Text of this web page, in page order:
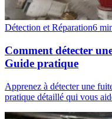
Détection et Réparation6
Comment détecter
Guide pratique
Apprenez à détecter une
pratique détaillé qui vous